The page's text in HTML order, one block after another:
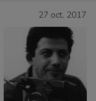
27 oct. 2017